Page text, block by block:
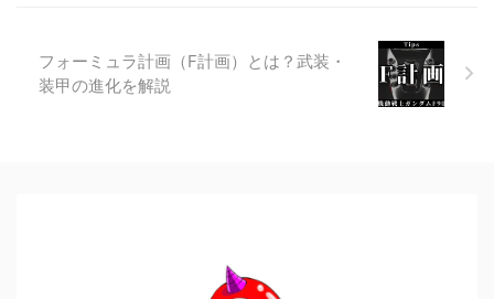
フォーミュラ計画（F計画）とは？武装・
装甲の進化を解説